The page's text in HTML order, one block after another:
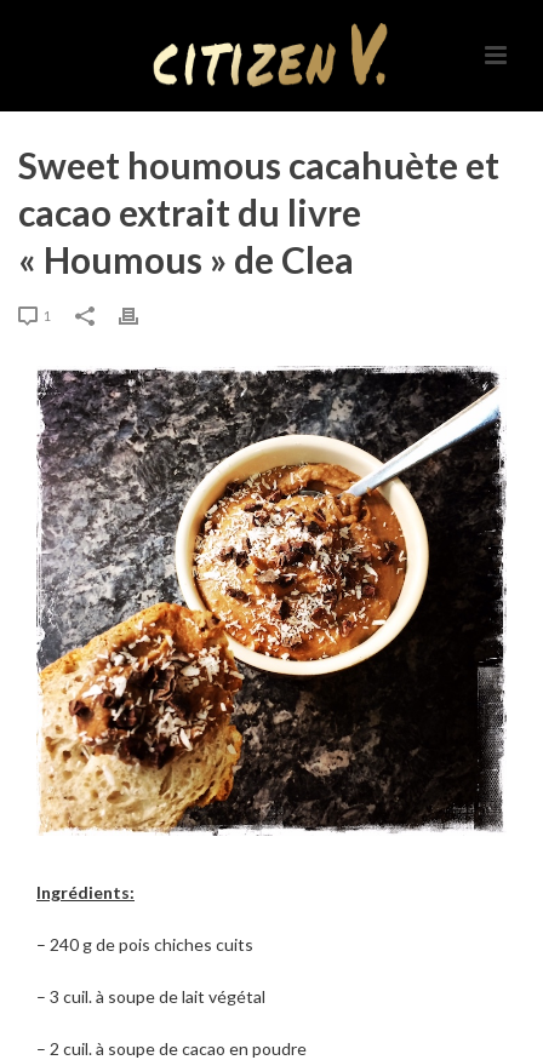
Sweet houmous cacahuète et
cacao extrait du livre
« Houmous » de Clea
1
Ingrédients:
– 240 g de pois chiches cuits
– 3 cuil. à soupe de lait végétal
– 2 cuil. à soupe de cacao en poudre